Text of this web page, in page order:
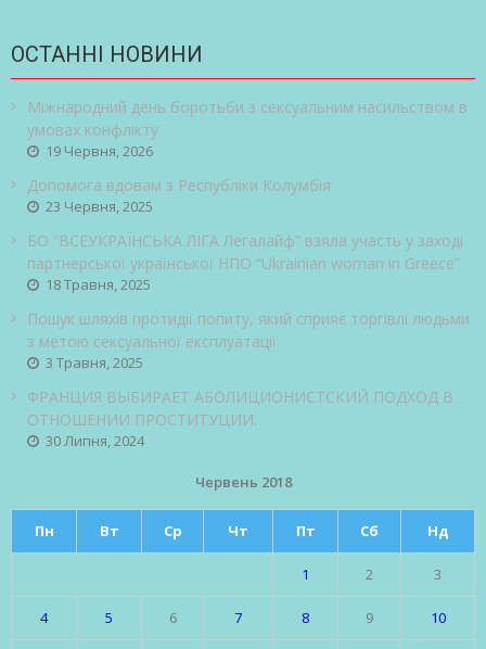
ОСТАННІ НОВИНИ
Міжнародний день боротьби з сексуальним насильством в
умовах конфлікту
19 Червня, 2026
Допомога вдовам з Республіки Колумбія
23 Червня, 2025
БО “ВСЕУКРАЇНСЬКА ЛІГА Легалайф” взяла участь у заході
партнерської української НПО “Ukrainian woman in Greece”
18 Травня, 2025
Пошук шляхів протидії попиту, який сприяє торгівлі людьми
з метою сексуальної експлуатації
3 Травня, 2025
ФРАНЦИЯ ВЫБИРАЕТ АБОЛИЦИОНИСТСКИЙ ПОДХОД В
ОТНОШЕНИИ ПРОСТИТУЦИИ.
30 Липня, 2024
Червень 2018
Пн Вт Ср Чт Пт Сб Нд
1 2 3
4 5 6 7 8 9 10